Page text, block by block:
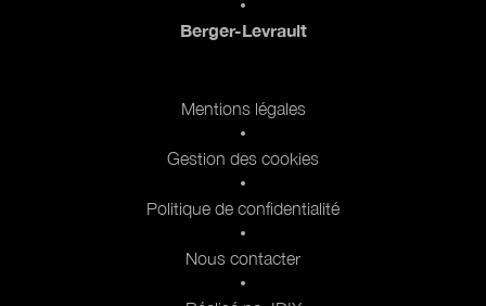
Berger-Levrault
Mentions légales
Gestion des cookies
Politique de confidentialité
Nous contacter